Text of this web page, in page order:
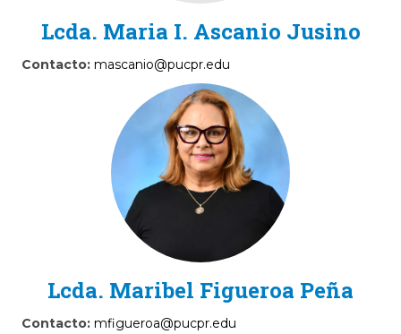
Lcda. Maria I. Ascanio Jusino
Contacto: mascanio@pucpr.edu
Lcda. Maribel Figueroa Peña
Contacto: mfigueroa@pucpr.edu